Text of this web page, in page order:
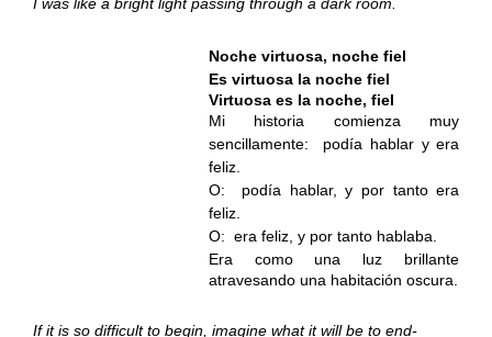
Noche virtuosa, noche fiel
Es virtuosa la noche fiel
Virtuosa es la noche, fiel
Mi historia comienza muy
sencillamente:
podía hablar y era
feliz.
O:
podía hablar, y por tanto era
feliz.
O: era feliz, y por tanto hablaba.
Era como una luz brillante
atravesando una habitación oscura.
If it is so difficult to begin, imagine what it will be to end-